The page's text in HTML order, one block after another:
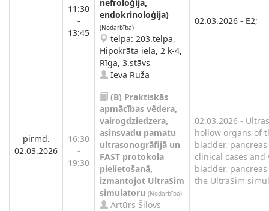
pirmd.
02.03.2026
11:30
-
13:45
nefroloģija,
endokrinoloģija)
(Nodarbība)
telpa: 203.telpa,
Hipokrāta iela, 2 k-4,
Rīga, 3.stāvs
Ieva Ruža
02.03.2026 - E2;
16:30
-
19:30
(B) Praktiskās
apmācības vēdera,
vairogdziedzera,
asinsvadu pamatu
ultrasonogrāfijā un
FAST protokola
pielietošanā,
izmantojot UltraSim
simulatoru (Nodarbība)
Artūrs Šilovs
02.03.2026 -
hollow organs of
bladder,
clinical cases
bladder,
the UltraSim